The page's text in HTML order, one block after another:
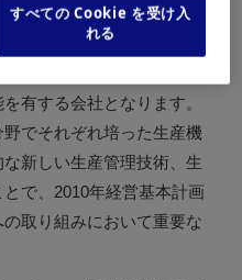
造機能、および「株式会
連製品の製造機能、さら
有する会社となります。
でそれぞれ培った生産機
新しい生産管理技術、生
で、2010年経営基本計画
取り組みにおいて重要な
すべての Cookie を受け入
れる